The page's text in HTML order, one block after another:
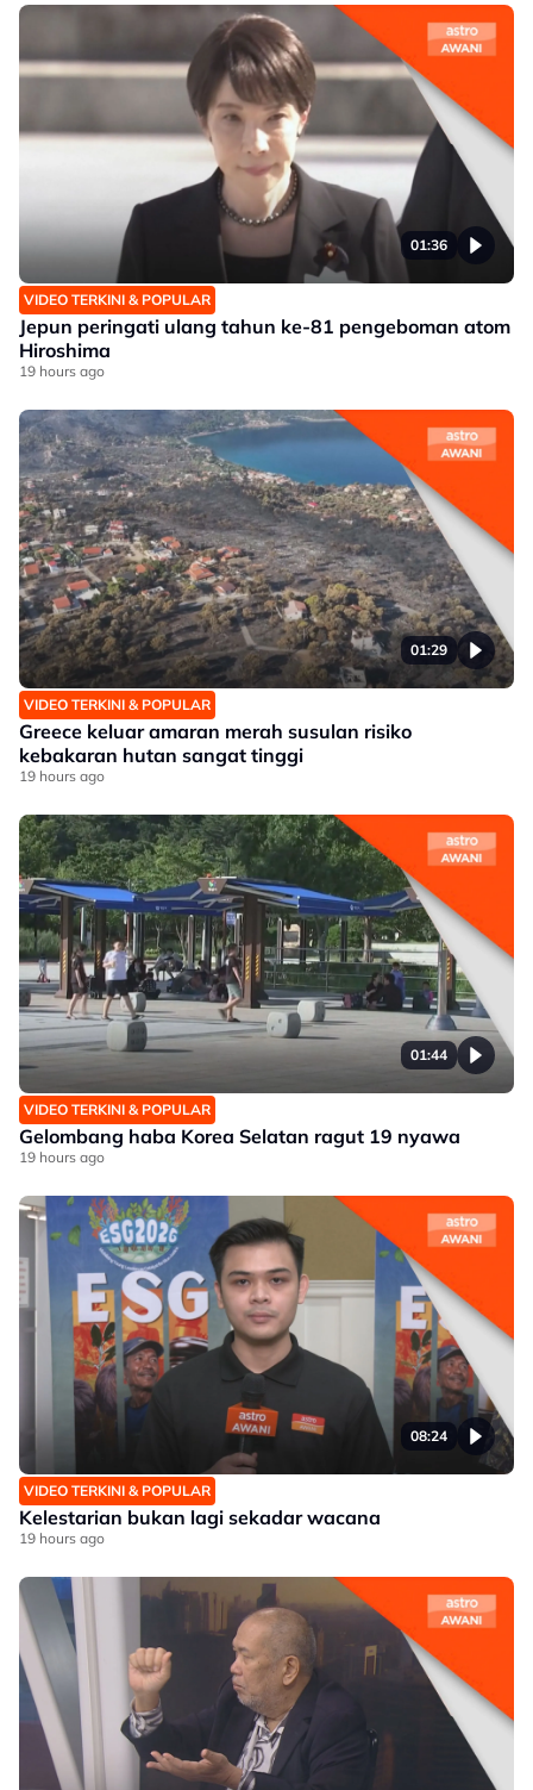
01:36
VIDEO TERKINI & POPULAR
Jepun peringati ulang tahun ke-81 pengeboman atom
Hiroshima
19 hours ago
01:29
VIDEO TERKINI & POPULAR
Greece keluar amaran merah susulan risiko
kebakaran hutan sangat tinggi
19 hours ago
01:44
VIDEO TERKINI & POPULAR
Gelombang haba Korea Selatan ragut 19 nyawa
19 hours ago
08:24
VIDEO TERKINI & POPULAR
Kelestarian bukan lagi sekadar wacana
19 hours ago